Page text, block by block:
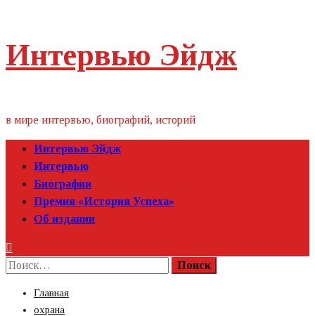
контент
Интервью Эйдж
в мире интервью, биографий, историй
Первичное
меню
Интервью Эйдж
Интервью
Биографии
Премия «‎История Успеха»‎
Об издании
Найти:
Главная
охрана